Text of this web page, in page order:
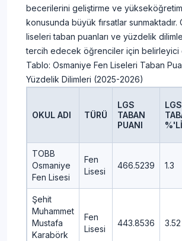
becerilerini geliştirme ve
konusunda büyük fırsatlar sunmaktadır.
liseleri taban puanları ve yüzdelik
tercih edecek öğrenciler için belirleyici
Tablo: Osmaniye Fen Liseleri Taban
Yüzdelik Dilimleri (2025-2026)
OKUL ADI TÜRÜ
LGS
TABAN
PUANI
LGS
TOBB
Osmaniye
Fen Lisesi
Fen
Lisesi
466.5239 1.3
Şehit
Muhammet
Mustafa
Karabörk
Fen
Lisesi
443.8536 3.52